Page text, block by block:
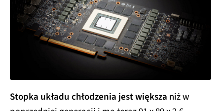
Stopka układu chłodzenia jest większa niż w